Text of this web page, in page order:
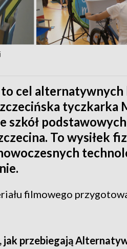
cel alternatywnych
tyczkarka
szkół
To wysiłek
filmowego
przebiegają